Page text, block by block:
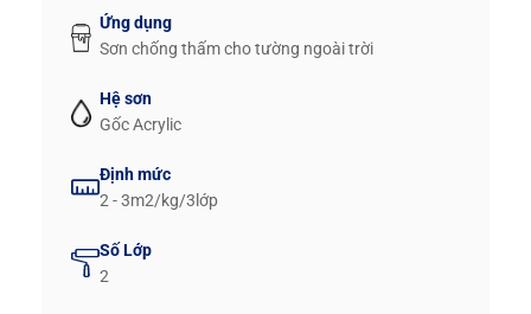
Ứng dụng
Sơn chống thấm cho tường ngoài trời
Hệ sơn
Gốc Acrylic
Định mức
2 - 3m2/kg/3lớp
Số Lớp
2